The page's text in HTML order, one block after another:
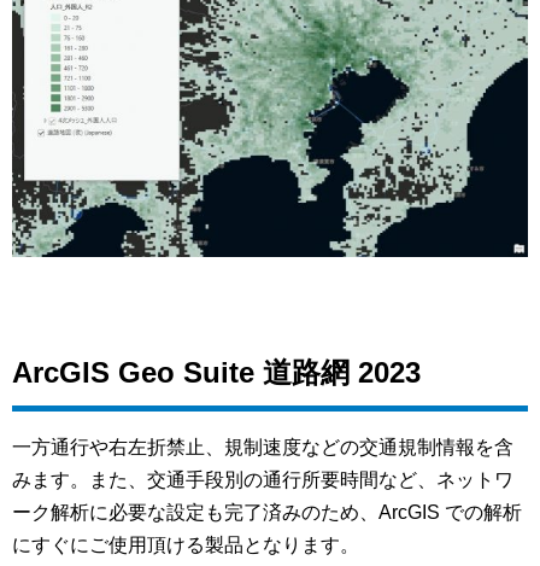
ArcGIS Geo Suite 道路網 2023
一方通行や右左折禁止、規制速度などの交通規制情報を含
みます。また、交通手段別の通行所要時間など、ネットワ
ーク解析に必要な設定も完了済みのため、ArcGIS での解析
にすぐにご使用頂ける製品となります。